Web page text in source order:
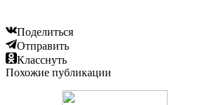
Поделиться
Отправить
Класснуть
Похожие публикации